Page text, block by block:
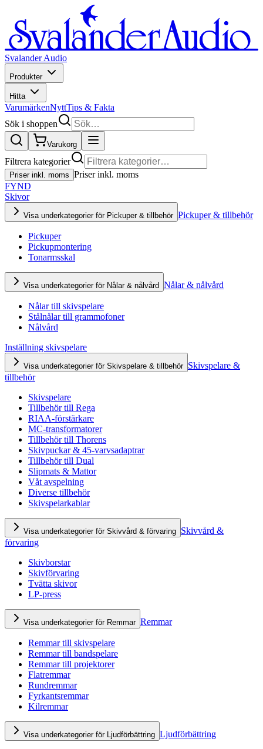
Svalander Audio
Produkter
Hitta
VarumärkenNyttTips & Fakta
Sök i shoppen
Varukorg
Filtrera kategorier
Priser inkl. moms Priser inkl. moms
FYND
Skivor
Visa underkategorier för Pickuper & tillbehör Pickuper & tillbehör
Pickuper
Pickupmontering
Tonarmsskal
Visa underkategorier för Nålar & nålvård Nålar & nålvård
Nålar till skivspelare
Stålnålar till grammofoner
Nålvård
Inställning skivspelare
Visa underkategorier för Skivspelare & tillbehör Skivspelare &
tillbehör
Skivspelare
Tillbehör till Rega
RIAA-förstärkare
MC-transformatorer
Tillbehör till Thorens
Skivpuckar & 45-varvsadaptrar
Tillbehör till Dual
Slipmats & Mattor
Våt avspelning
Diverse tillbehör
Skivspelarkablar
Visa underkategorier för Skivvård & förvaring Skivvård &
förvaring
Skivborstar
Skivförvaring
Tvätta skivor
LP-press
Visa underkategorier för Remmar Remmar
Remmar till skivspelare
Remmar till bandspelare
Remmar till projektorer
Flatremmar
Rundremmar
Fyrkantsremmar
Kilremmar
Visa underkategorier för Ljudförbättring Ljudförbättring